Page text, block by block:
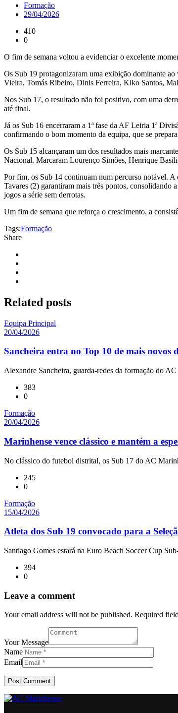
Formação
29/04/2026
410
0
O fim de semana voltou a evidenciar o excelente
Os Sub 19 protagonizaram uma exibição dominante
Vieira, Tomás Ribeiro, Dinis Ferreira, Kiko Santos,
Nos Sub 17, o resultado não foi positivo, com uma
até final.
Já os Sub 16 encerraram a 1ª fase da AF Leiria 1ª
confirmando o bom momento da equipa, que se
Os Sub 15 alcançaram um dos resultados mais
Nacional. Marcaram Lourenço Simões, Henrique
Por fim, os Sub 14 continuam num percurso notável.
Tavares (2) garantiram mais três pontos, consolidando
jogos a série sem derrotas.
Um fim de semana que reforça o crescimento, a
Tags:Formação
Share
Related posts
Equipa Principal
20/04/2026
Sancheira entra no Top 10 de mais novos
Alexandre Sancheira, guarda-redes da formação do
383
0
Formação
20/04/2026
Marinhense vence clássico e mantém a
No clássico do futebol distrital, os Sub 17 do AC
245
0
Formação
15/04/2026
Atleta dos Sub 19 convocado para a
Santiago Gomes estará na Euro Beach Soccer Cup
394
0
Leave a comment
Your email address will not be published. Required
Your Message
Name
Email